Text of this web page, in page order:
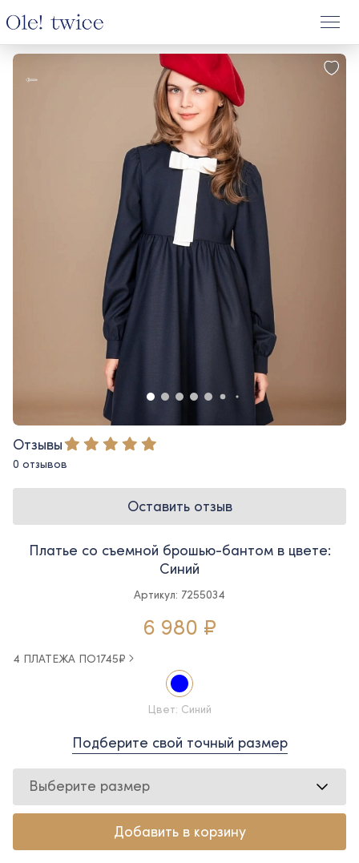
Отзывы
0 отзывов
Оставить отзыв
Платье со съемной брошью-бантом в цвете:
Синий
Артикул: 7255034
6 980 ₽
4 ПЛАТЕЖА ПО1745₽
Цвет: Синий
Подберите свой точный размер
Выберите размер
Добавить в корзину